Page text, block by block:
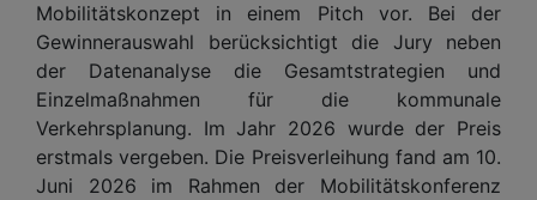
Mobilitätskonzept in einem Pitch vor. Bei der
Gewinnerauswahl berücksichtigt die Jury neben
der Datenanalyse die Gesamtstrategien und
Einzelmaßnahmen für die kommunale
Verkehrsplanung. Im Jahr 2026 wurde der Preis
erstmals vergeben. Die Preisverleihung fand am 10.
Juni 2026 im Rahmen der Mobilitätskonferenz